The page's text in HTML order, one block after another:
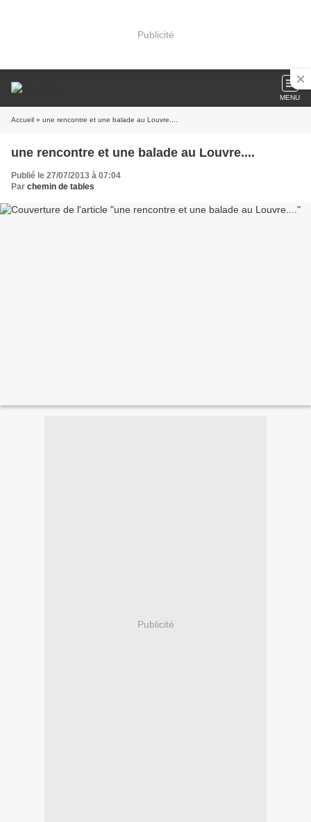
Publicité
MENU
Accueil » une rencontre et une balade au Louvre....
une rencontre et une balade au Louvre....
Publié le 27/07/2013 à 07:04
Par chemin de tables
Publicité